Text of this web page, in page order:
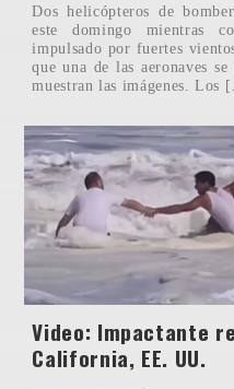
Dos helicópteros de
este domingo mientras
impulsado por fuertes
que una de las aeronaves
muestran las imágenes. Los
Video: Impactante
California, EE. UU.